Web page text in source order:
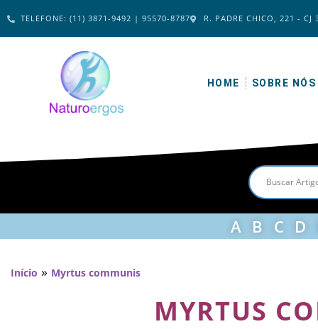
TELEFONE: (11) 3871-9492 | 95570-8787 R. PADRE CHICO, 221 - CJ
HOME SOBRE NÓS
A B C D
Início » Myrtus communis
MYRTUS